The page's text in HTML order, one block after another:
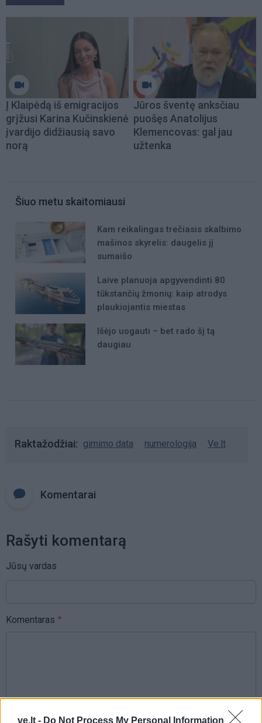
ve.lt - Do Not Process My Personal Information
Į Klaipėdą iš emigracijos
grįžusi Karina Kučinskienė
įvardijo didžiausią savo
norą
Jūros šventę anksčiau
puošęs Anatolijus
Klemencovas: gal jau
užtenka
Šiuo metu skaitomiausi
Kam reikalingas trečiasis skalbimo
mašinos skyrelis: daugelis jį
sumaišo
Laive planuoja apgyvendinti 80
tūkstančių žmonių: kaip atrodys
plaukiojantis miestas
Išėjo uogauti – bet rado šį tą
daugiau
Raktažodžiai gimimo data numerologija Ve.lt
Komentarai
Rašyti komentarą
Jūsų vardas
Komentaras